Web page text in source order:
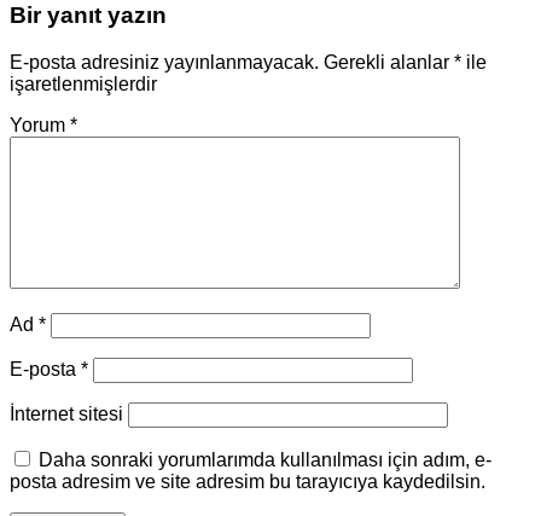
Bir yanıt yazın
E-posta adresiniz yayınlanmayacak. Gerekli alanlar * ile
işaretlenmişlerdir
Yorum *
Ad *
E-posta *
İnternet sitesi
Daha sonraki yorumlarımda kullanılması için adım, e-
posta adresim ve site adresim bu tarayıcıya kaydedilsin.